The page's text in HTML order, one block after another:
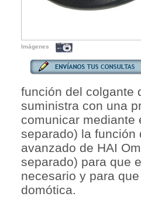
Imágenes
función del colgante
suministra con una
comunicar mediante
separado) la función
avanzado de HAI
separado) para que
necesario y para
domótica.